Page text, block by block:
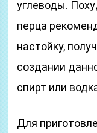
углеводы.
перца
настойку,
создании
спирт или
Для